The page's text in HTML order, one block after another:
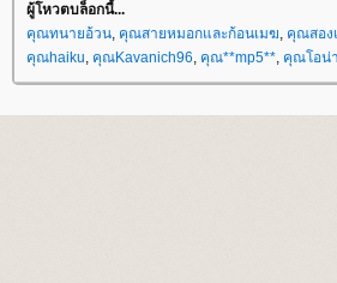
ผู้โหวตบล็อกนี้...
คุณทนายอ้วน, คุณสายหมอกและก้อนเมฆ, คุณสอ
คุณhaiku, คุณKavanich96, คุณ**mp5**, คุณโอน่